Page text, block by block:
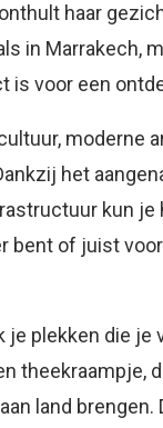
haar
in Marrakech,
is voor een
moderne
het
kun
bent of juist
plekken die
theekraampje,
land